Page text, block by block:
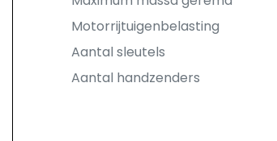
Motorrijtuigenbelasting
Aantal sleutels
Aantal handzenders